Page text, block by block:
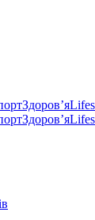
Здоровʼя
Здоровʼя